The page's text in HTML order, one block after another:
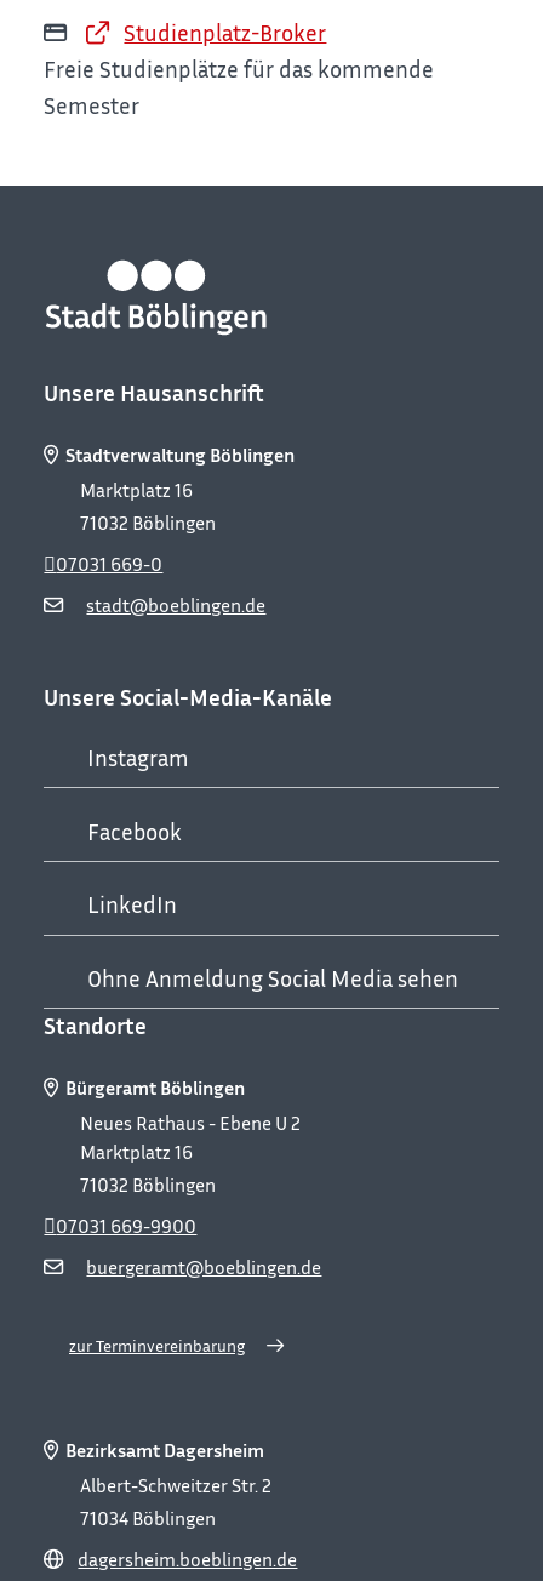
Studienplatz-Broker
Freie Studienplätze für das kommende
Semester
Unsere Hausanschrift
Stadtverwaltung Böblingen
Marktplatz 16
71032 Böblingen
stadt@boeblingen.de
07031 669-0
Unsere Social-Media-Kanäle
Instagram
Facebook
LinkedIn
Ohne Anmeldung Social Media sehen
Standorte
Bürgeramt Böblingen
Neues Rathaus - Ebene U 2
Marktplatz 16
71032 Böblingen
buergeramt@boeblingen.de
07031 669-9900
zur Terminvereinbarung
Bezirksamt Dagersheim
Albert-Schweitzer Str. 2
71034 Böblingen
dagersheim.boeblingen.de